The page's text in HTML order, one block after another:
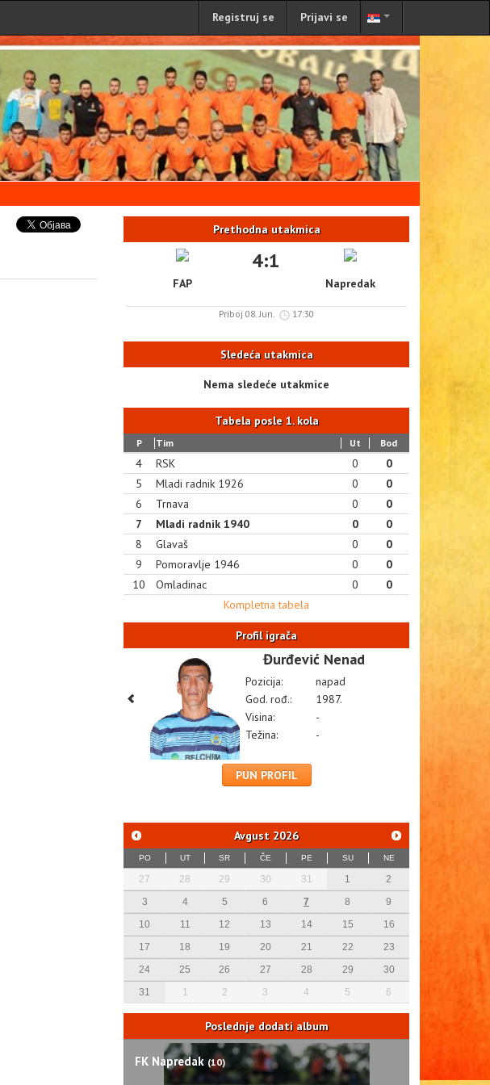
Registruj se Prijavi se
Prethodna utakmica
4:1
FAP Napredak
Priboj 08. Jun. 17:30
Sledeća utakmica
Nema sledeće utakmice
Tabela posle 1. kola
P Tim Ut Bod
4 RSK 0
0
5
Mladi radnik 1926 0
0
6
Trnava 0
0
7
Mladi radnik 1940 0
0
8
Glavaš 0
0
9
Pomoravlje 1946 0
0
10
Omladinac 0
0
Kompletna tabela
Profil igrača
Đurđević Nenad
Pozicija:
napad
God. rođ.:
1987.
Visina:
-
Težina:
-
PUN PROFIL
Avgust 2026
PO UT SR ČE PE SU NE
27 28 29 30 31 1
2
3
4 5 6 7 8
9
10
11 12 13 14 15
16
17
18 19 20 21 22
23
24
25 26 27 28 29
30
31
1 2 3 4 5 6
Poslednje dodati album
FK Napredak (10)